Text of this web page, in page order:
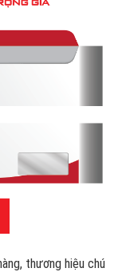
thương hiệu chú